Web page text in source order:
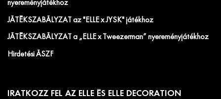
nyereményjátékhoz
JÁTÉKSZABÁLYZAT az "ELLE x JYSK" játékhoz
JÁTÉKSZABÁLYZAT a „ELLE x Tweezerman” nyereményjátékhoz
Hirdetési ÁSZF
IRATKOZZ FEL AZ ELLE ÉS ELLE DECORATION